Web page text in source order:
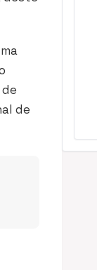
de